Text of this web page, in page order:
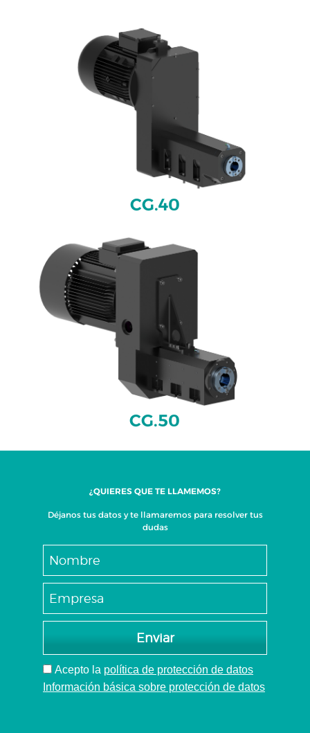
CG.40
CG.50
¿QUIERES QUE TE LLAMEMOS?
Déjanos tus datos y te llamaremos para resolver tus
dudas
Enviar
Acepto la política de protección de datos
Información básica sobre protección de datos